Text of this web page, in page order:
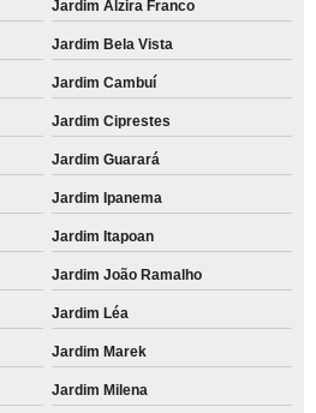
Jardim Alzira Franco
Jardim Bela Vista
Jardim Cambuí
Jardim Ciprestes
Jardim Guarará
Jardim Ipanema
Jardim Itapoan
Jardim João Ramalho
Jardim Léa
Jardim Marek
Jardim Milena